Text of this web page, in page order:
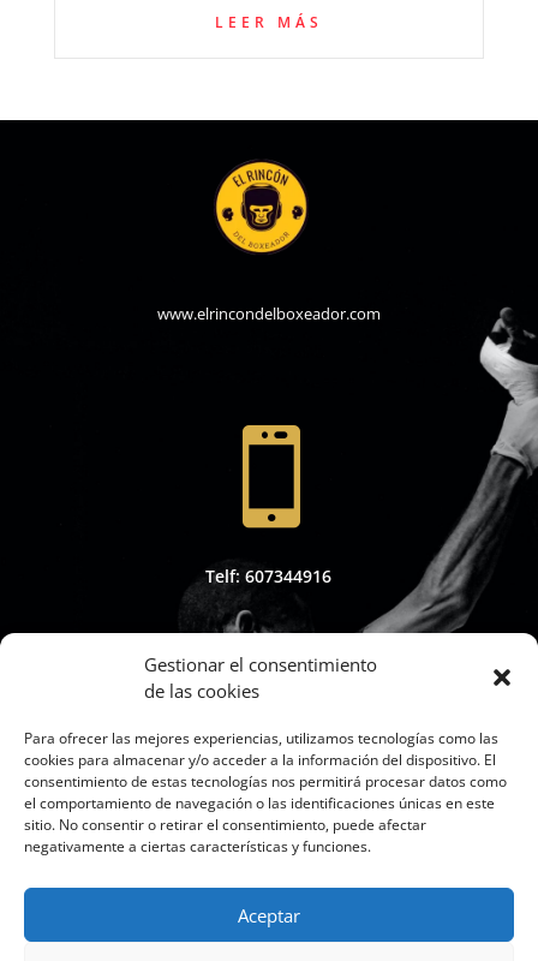
Gestionar el consentimiento
de las cookies
Para ofrecer las mejores experiencias, utilizamos tecnologías como las
cookies para almacenar y/o acceder a la información del dispositivo. El
consentimiento de estas tecnologías nos permitirá procesar datos como
el comportamiento de navegación o las identificaciones únicas en este
sitio. No consentir o retirar el consentimiento, puede afectar
negativamente a ciertas características y funciones.
Aceptar
LEER MÁS
www.elrincondelboxeador.com

Telf: 607344916

Whapsap: 607344916